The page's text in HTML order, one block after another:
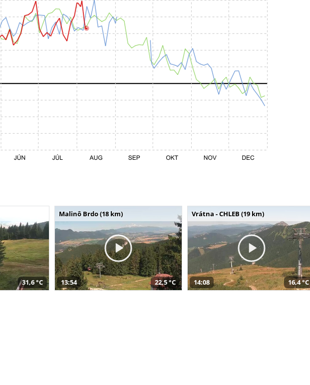
31,6 °C
Malinô Brdo (18 km)
13:54 22,5 °C
Vrátna - CHLEB (19 km)
14:08 16,4 °C